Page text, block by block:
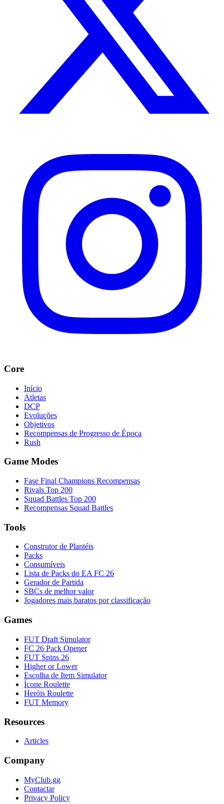
Core
Início
Atletas
DCP
Evoluções
Objetivos
Recompensas de Progresso de Época
Rush
Game Modes
Fase Final Champions Recompensas
Rivals Top 200
Squad Battles Top 200
Recompensas Squad Battles
Tools
Construtor de Plantéis
Packs
Consumíveis
Lista de Packs do EA FC 26
Gerador de Partida
SBCs de melhor valor
Jogadores mais baratos por classificação
Games
FUT Draft Simulator
FC 26 Pack Opener
FUT Spins 26
Higher or Lower
Escolha de Item Simulator
Ícone Roulette
Heróis Roulette
FUT Memory
Resources
Articles
Company
MyClub.gg
Contactar
Privacy Policy